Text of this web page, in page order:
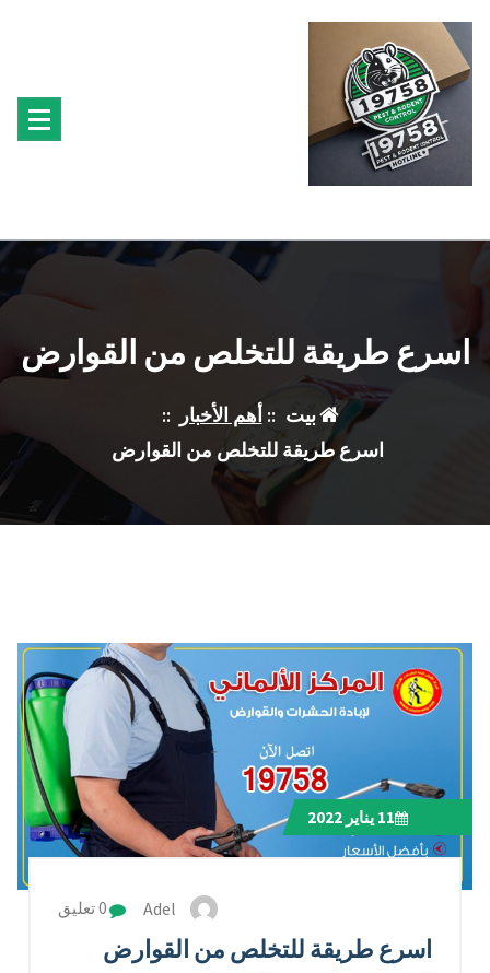
المحتوى
اسرع طريقة للتخلص من القوارض
بيت ::أهم الأخبار
::
اسرع طريقة للتخلص من القوارض
11 يناير 2022
Adel
اسرع طريقة للتخلص من القوارض